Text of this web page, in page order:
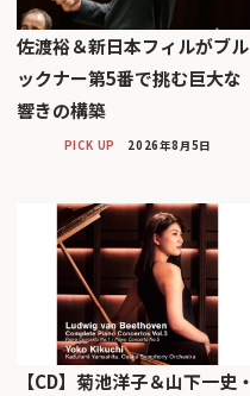
佐渡裕＆新日本フィルがブル
ックナー第5番で挑む巨大な
響きの構築
PICK UP 2026年8月5日
【CD】菊池洋子＆山下一史・